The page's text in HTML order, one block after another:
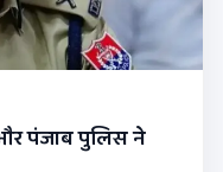
पंजाब पुलिस ने